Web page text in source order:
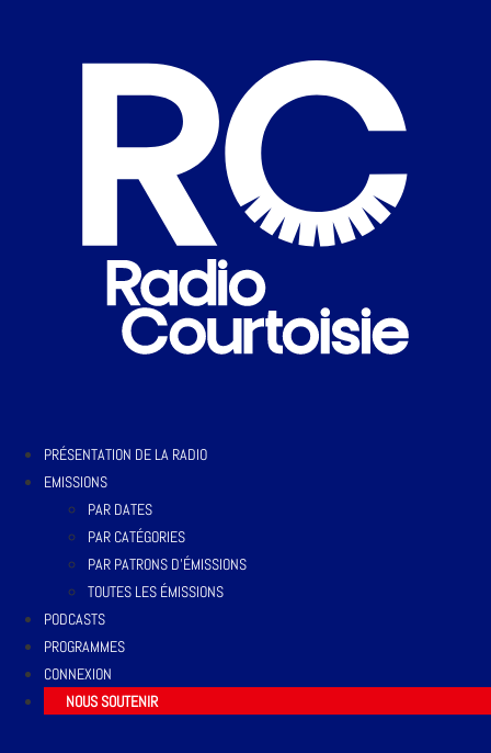
PRÉSENTATION DE LA RADIO
EMISSIONS
PAR DATES
PAR CATÉGORIES
PAR PATRONS D’ÉMISSIONS
TOUTES LES ÉMISSIONS
PODCASTS
PROGRAMMES
CONNEXION
NOUS SOUTENIR